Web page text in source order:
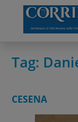
content
Tag:
CESENA